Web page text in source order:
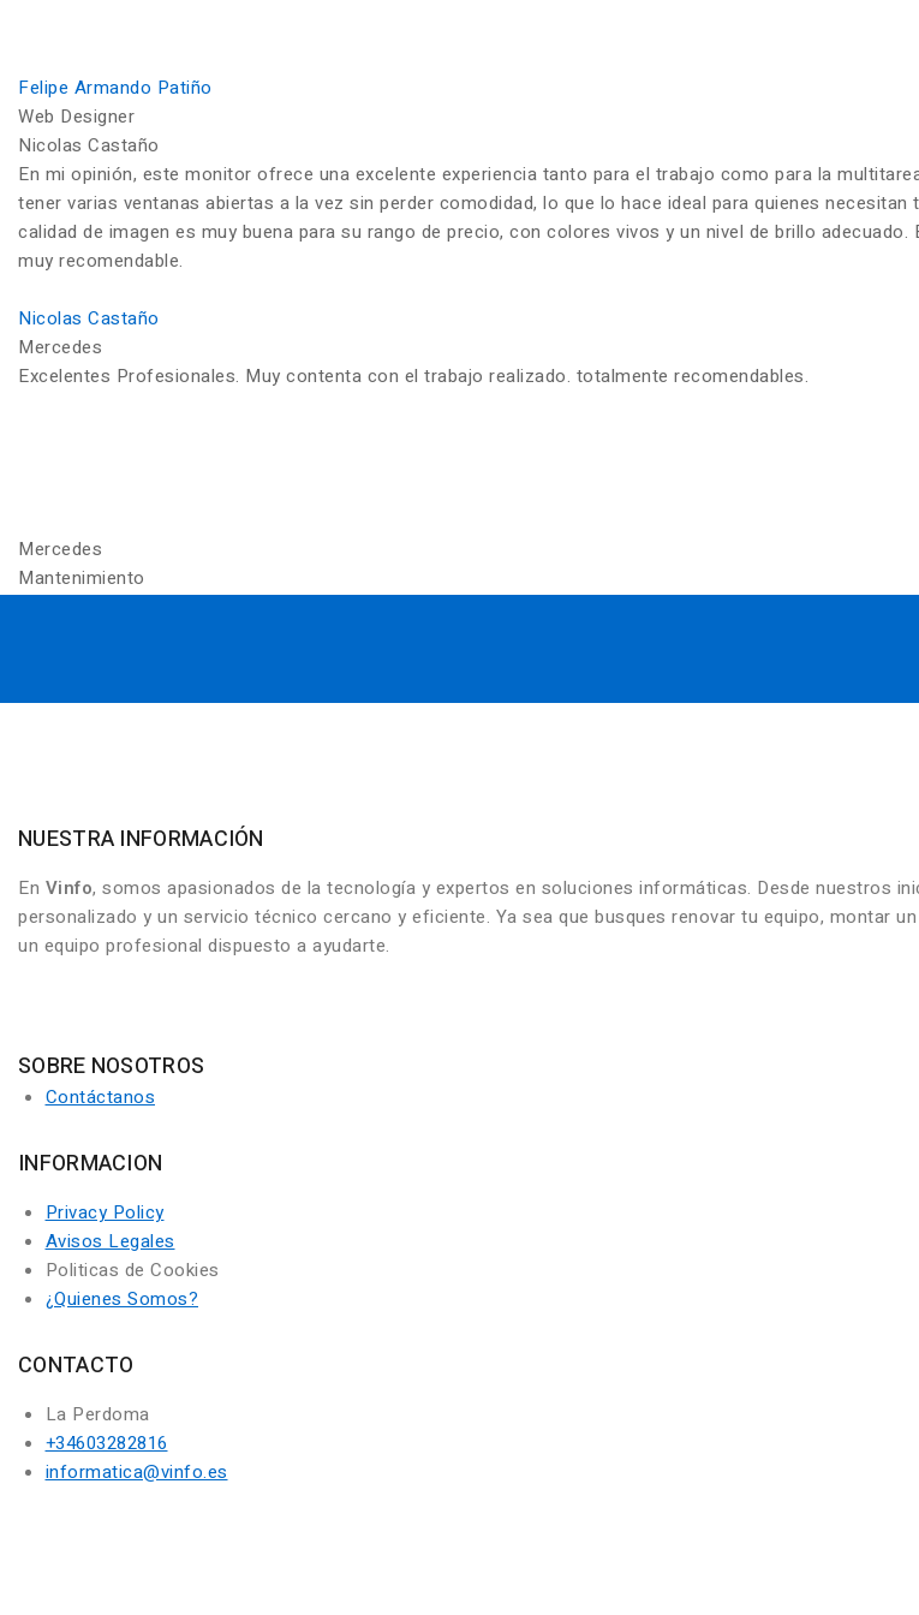
Felipe Armando Patiño
Web Designer
Nicolas Castaño
En mi opinión, este monitor ofrece una excelente experiencia tanto para el trabajo como para la
tener varias ventanas abiertas a la vez sin perder comodidad, lo que lo hace ideal para quienes
calidad de imagen es muy buena para su rango de precio, con colores vivos y un nivel de brillo
muy recomendable.
Nicolas Castaño
Mercedes
Excelentes Profesionales. Muy contenta con el trabajo realizado. totalmente recomendables.
Mercedes
Mantenimiento
NUESTRA INFORMACIÓN
En Vinfo, somos apasionados de la tecnología y expertos en soluciones informáticas. Desde nuestros
personalizado y un servicio técnico cercano y eficiente. Ya sea que busques renovar tu equipo, montar
un equipo profesional dispuesto a ayudarte.
SOBRE NOSOTROS
Contáctanos
INFORMACION
Privacy Policy
Avisos Legales
Politicas de Cookies
¿Quienes Somos?
CONTACTO
La Perdoma
+34603282816
informatica@vinfo.es